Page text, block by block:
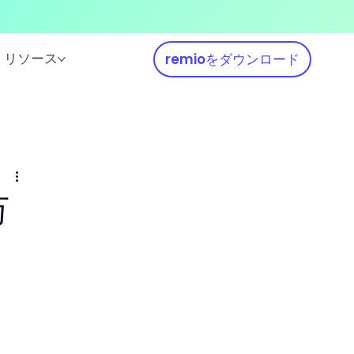
リソース remioをダウンロード